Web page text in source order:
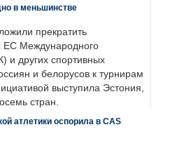
в меньшинстве
прекратить
ЕС Международного
и других спортивных
и белорусов к турнирам
выступила Эстония,
стран.
атлетики оспорила в CAS